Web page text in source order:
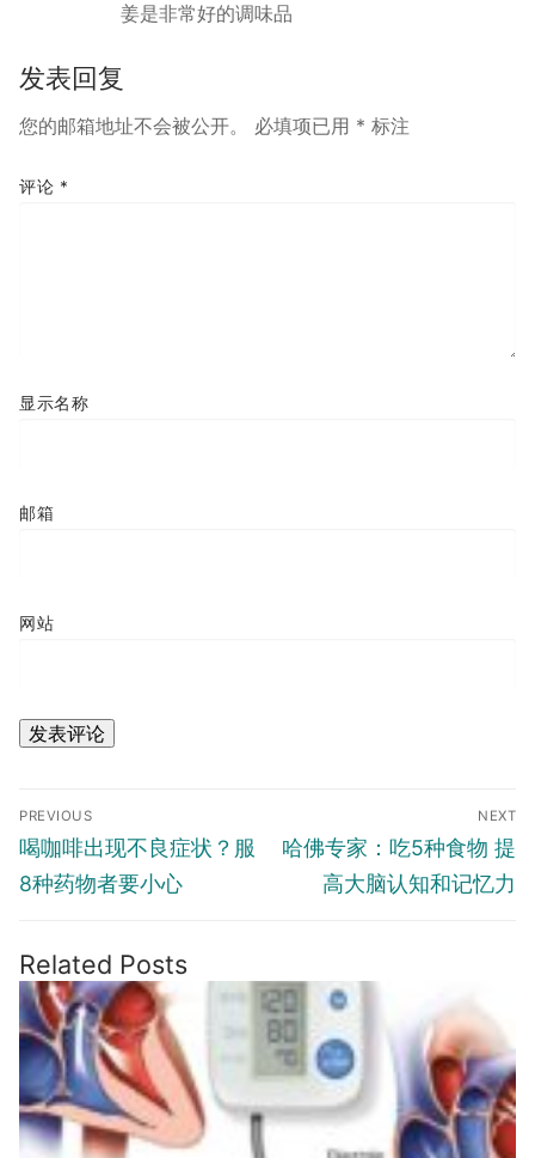
姜是非常好的调味品
发表回复
您的邮箱地址不会被公开。 必填项已用 * 标注
评论 *
显示名称
邮箱
网站
文
章
导
PREVIOUS
Previous
post:
喝咖啡出现不良症状？服
8种药物者要小心
NEXT
Next
post:
哈佛专家：吃5种食物 提
高大脑认知和记忆力
Related Posts